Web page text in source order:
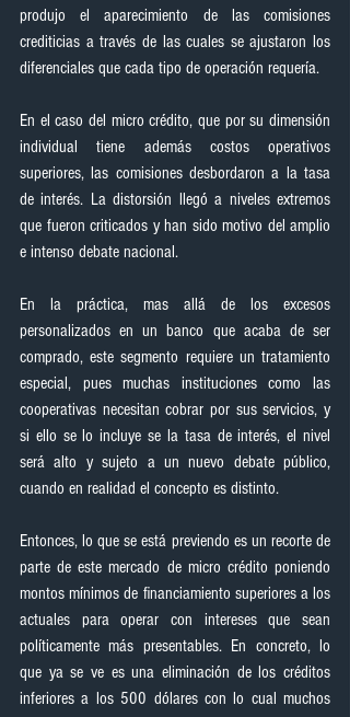
produjo el aparecimiento de las comisiones
crediticias a través de las cuales se ajustaron los
diferenciales que cada tipo de operación requería.
En el caso del micro crédito, que por su dimensión
individual tiene además costos operativos
superiores, las comisiones desbordaron a la tasa
de interés. La distorsión llegó a niveles extremos
que fueron criticados y han sido motivo del amplio
e intenso debate nacional.
En la práctica, mas allá de los excesos
personalizados en un banco que acaba de ser
comprado, este segmento requiere un tratamiento
especial, pues muchas instituciones como las
cooperativas necesitan cobrar por sus servicios, y
si ello se lo incluye se la tasa de interés, el nivel
será alto y sujeto a un nuevo debate público,
cuando en realidad el concepto es distinto.
Entonces, lo que se está previendo es un recorte de
parte de este mercado de micro crédito poniendo
montos mínimos de financiamiento superiores a los
actuales para operar con intereses que sean
políticamente más presentables. En concreto, lo
que ya se ve es una eliminación de los créditos
inferiores a los 500 dólares con lo cual muchos